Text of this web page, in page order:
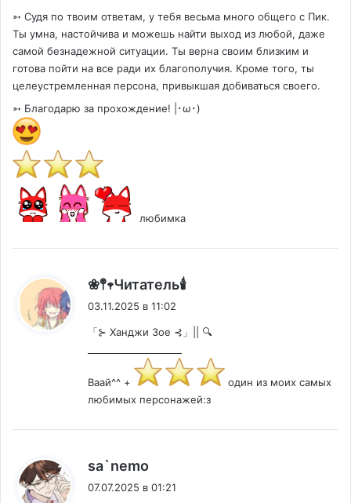
➳ Судя по твоим ответам, у тебя весьма много общего с Пик.
Ты умна, настойчива и можешь найти выход из любой, даже
самой безнадежной ситуации. Ты верна своим близким и
готова пойти на все ради их благополучия. Кроме того, ты
целеустремленная персона, привыкшая добиваться своего.
➳ Благодарю за прохождение! |･ω･)
любимка
❀𖤣𖥧Читатель🕯️
03.11.2025 в 11:02
「⊱ Ханджи Зое ⊰」|| 🔍
Ваай^^ +
один из моих самых
любимых персонажей:з
sa`nemo
07.07.2025 в 01:21